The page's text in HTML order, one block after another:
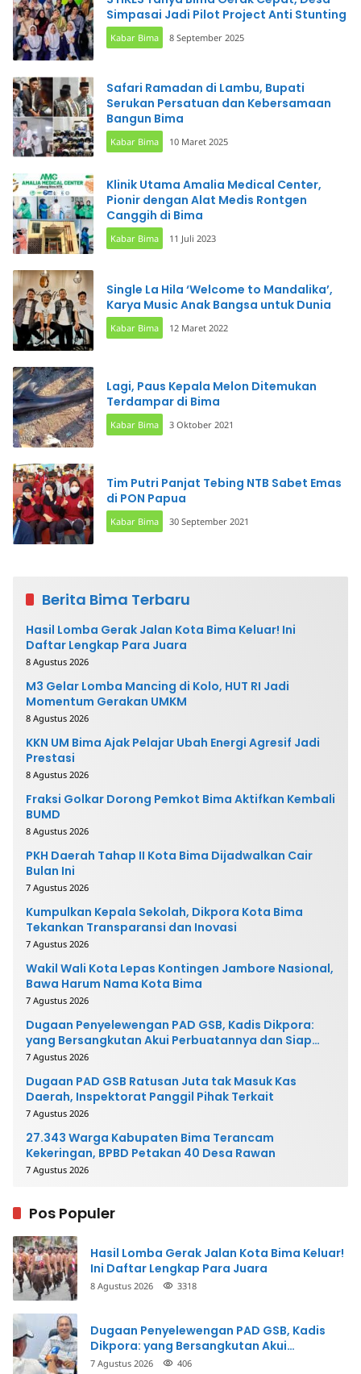
Simpasai Jadi Pilot Project Anti Stunting
Kabar Bima 8 September 2025
Safari Ramadan di Lambu, Bupati
Serukan Persatuan dan Kebersamaan
Bangun Bima
Kabar Bima 10 Maret 2025
Klinik Utama Amalia Medical Center,
Pionir dengan Alat Medis Rontgen
Canggih di Bima
Kabar Bima 11 Juli 2023
Single La Hila ‘Welcome to Mandalika’,
Karya Music Anak Bangsa untuk Dunia
Kabar Bima 12 Maret 2022
Lagi, Paus Kepala Melon Ditemukan
Terdampar di Bima
Kabar Bima 3 Oktober 2021
Tim Putri Panjat Tebing NTB Sabet Emas
di PON Papua
Kabar Bima 30 September 2021
Berita Bima Terbaru
Hasil Lomba Gerak Jalan Kota Bima Keluar! Ini
Daftar Lengkap Para Juara
8 Agustus 2026
M3 Gelar Lomba Mancing di Kolo, HUT RI Jadi
Momentum Gerakan UMKM
8 Agustus 2026
KKN UM Bima Ajak Pelajar Ubah Energi Agresif Jadi
Prestasi
8 Agustus 2026
Fraksi Golkar Dorong Pemkot Bima Aktifkan Kembali
BUMD
8 Agustus 2026
PKH Daerah Tahap II Kota Bima Dijadwalkan Cair
Bulan Ini
7 Agustus 2026
Kumpulkan Kepala Sekolah, Dikpora Kota Bima
Tekankan Transparansi dan Inovasi
7 Agustus 2026
Wakil Wali Kota Lepas Kontingen Jambore Nasional,
Bawa Harum Nama Kota Bima
7 Agustus 2026
Dugaan Penyelewengan PAD GSB, Kadis Dikpora:
yang Bersangkutan Akui Perbuatannya dan Siap
Mengembalikan Uang
7 Agustus 2026
Dugaan PAD GSB Ratusan Juta tak Masuk Kas
Daerah, Inspektorat Panggil Pihak Terkait
7 Agustus 2026
27.343 Warga Kabupaten Bima Terancam
Kekeringan, BPBD Petakan 40 Desa Rawan
7 Agustus 2026
Pos Populer
Hasil Lomba Gerak Jalan Kota Bima Keluar!
Ini Daftar Lengkap Para Juara
8 Agustus 2026 3318
Dugaan Penyelewengan PAD GSB, Kadis
Dikpora: yang Bersangkutan Akui
Perbuatannya dan Siap Mengembalikan
7 Agustus 2026 406